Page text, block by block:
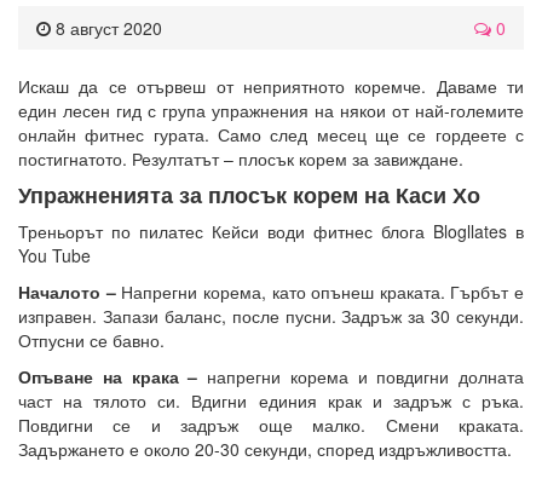
8 август 2020 0
Искаш да се отървеш от неприятното коремче. Даваме ти
един лесен гид с група упражнения на някои от най-големите
онлайн фитнес гурата. Само след месец ще се гордеете с
постигнатото. Резултатът – плосък корем за завиждане.
Упражненията за плосък корем на Каси Хо
Треньорът по пилатес Кейси води фитнес блога Blogllates в
You Tube
Началото – Напрегни корема, като опънеш краката. Гърбът е
изправен. Запази баланс, после пусни. Задръж за 30 секунди.
Отпусни се бавно.
Опъване на крака – напрегни корема и повдигни долната
част на тялото си. Вдигни единия крак и задръж с ръка.
Повдигни се и задръж още малко. Смени краката.
Задържането е около 20-30 секунди, според издръжливостта.